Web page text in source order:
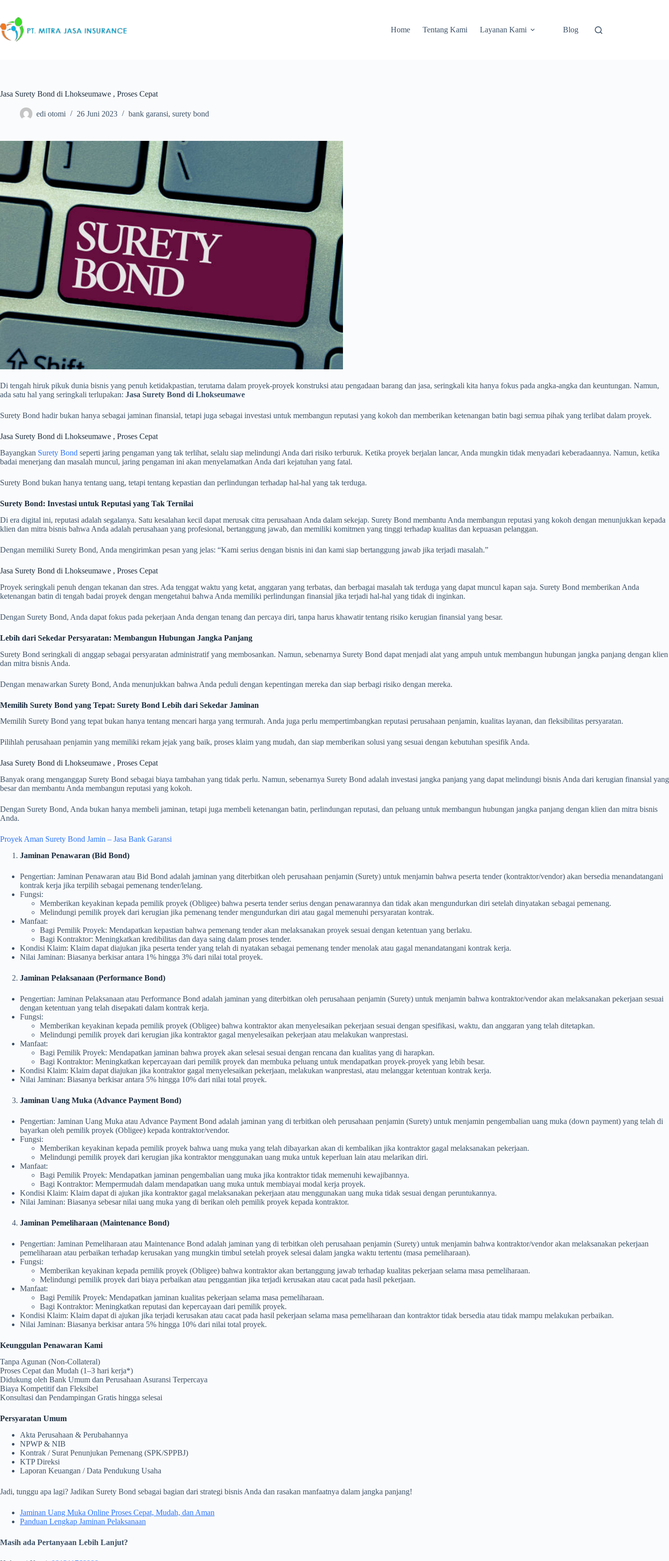
content
Home
Tentang Kami Layanan Kami Blog
Jasa Surety Bond di Lhokseumawe , Proses Cepat
edi otomi 26 Juni 2023 bank garansi, surety bond
Di tengah hiruk pikuk dunia bisnis yang penuh ketidakpastian, terutama dalam proyek-proyek konstruksi atau pengadaan barang dan jasa, seringkali kita hanya fokus pada angka-angka dan keuntungan. Namun,
ada satu hal yang seringkali terlupakan: Jasa Surety Bond di Lhokseumawe
Surety Bond hadir bukan hanya sebagai jaminan finansial, tetapi juga sebagai investasi untuk membangun reputasi yang kokoh dan memberikan ketenangan batin bagi semua pihak yang terlibat dalam proyek.
Jasa Surety Bond di Lhokseumawe , Proses Cepat
Bayangkan Surety Bond seperti jaring pengaman yang tak terlihat, selalu siap melindungi Anda dari risiko terburuk. Ketika proyek berjalan lancar, Anda mungkin tidak menyadari keberadaannya. Namun, ketika
badai menerjang dan masalah muncul, jaring pengaman ini akan menyelamatkan Anda dari kejatuhan yang fatal.
Surety Bond bukan hanya tentang uang, tetapi tentang kepastian dan perlindungan terhadap hal-hal yang tak terduga.
Surety Bond: Investasi untuk Reputasi yang Tak Ternilai
Di era digital ini, reputasi adalah segalanya. Satu kesalahan kecil dapat merusak citra perusahaan Anda dalam sekejap. Surety Bond membantu Anda membangun reputasi yang kokoh dengan menunjukkan kepada
klien dan mitra bisnis bahwa Anda adalah perusahaan yang profesional, bertanggung jawab, dan memiliki komitmen yang tinggi terhadap kualitas dan kepuasan pelanggan.
Dengan memiliki Surety Bond, Anda mengirimkan pesan yang jelas: “Kami serius dengan bisnis ini dan kami siap bertanggung jawab jika terjadi masalah.”
Jasa Surety Bond di Lhokseumawe , Proses Cepat
Proyek seringkali penuh dengan tekanan dan stres. Ada tenggat waktu yang ketat, anggaran yang terbatas, dan berbagai masalah tak terduga yang dapat muncul kapan saja. Surety Bond memberikan Anda
ketenangan batin di tengah badai proyek dengan mengetahui bahwa Anda memiliki perlindungan finansial jika terjadi hal-hal yang tidak di inginkan.
Dengan Surety Bond, Anda dapat fokus pada pekerjaan Anda dengan tenang dan percaya diri, tanpa harus khawatir tentang risiko kerugian finansial yang besar.
Lebih dari Sekedar Persyaratan: Membangun Hubungan Jangka Panjang
Surety Bond seringkali di anggap sebagai persyaratan administratif yang membosankan. Namun, sebenarnya Surety Bond dapat menjadi alat yang ampuh untuk membangun hubungan jangka panjang dengan klien
dan mitra bisnis Anda.
Dengan menawarkan Surety Bond, Anda menunjukkan bahwa Anda peduli dengan kepentingan mereka dan siap berbagi risiko dengan mereka.
Memilih Surety Bond yang Tepat: Surety Bond Lebih dari Sekedar Jaminan
Memilih Surety Bond yang tepat bukan hanya tentang mencari harga yang termurah. Anda juga perlu mempertimbangkan reputasi perusahaan penjamin, kualitas layanan, dan fleksibilitas persyaratan.
Pilihlah perusahaan penjamin yang memiliki rekam jejak yang baik, proses klaim yang mudah, dan siap memberikan solusi yang sesuai dengan kebutuhan spesifik Anda.
Jasa Surety Bond di Lhokseumawe , Proses Cepat
Banyak orang menganggap Surety Bond sebagai biaya tambahan yang tidak perlu. Namun, sebenarnya Surety Bond adalah investasi jangka panjang yang dapat melindungi bisnis Anda dari kerugian finansial yang
besar dan membantu Anda membangun reputasi yang kokoh.
Dengan Surety Bond, Anda bukan hanya membeli jaminan, tetapi juga membeli ketenangan batin, perlindungan reputasi, dan peluang untuk membangun hubungan jangka panjang dengan klien dan mitra bisnis
Anda.
Proyek Aman Surety Bond Jamin – Jasa Bank Garansi
Jaminan Penawaran (Bid Bond)
Pengertian: Jaminan Penawaran atau Bid Bond adalah jaminan yang diterbitkan oleh perusahaan penjamin (Surety) untuk menjamin bahwa peserta tender (kontraktor/vendor) akan bersedia menandatangani
kontrak kerja jika terpilih sebagai pemenang tender/lelang.
Fungsi:
Memberikan keyakinan kepada pemilik proyek (Obligee) bahwa peserta tender serius dengan penawarannya dan tidak akan mengundurkan diri setelah dinyatakan sebagai pemenang.
Melindungi pemilik proyek dari kerugian jika pemenang tender mengundurkan diri atau gagal memenuhi persyaratan kontrak.
Manfaat:
Bagi Pemilik Proyek: Mendapatkan kepastian bahwa pemenang tender akan melaksanakan proyek sesuai dengan ketentuan yang berlaku.
Bagi Kontraktor: Meningkatkan kredibilitas dan daya saing dalam proses tender.
Kondisi Klaim: Klaim dapat diajukan jika peserta tender yang telah di nyatakan sebagai pemenang tender menolak atau gagal menandatangani kontrak kerja.
Nilai Jaminan: Biasanya berkisar antara 1% hingga 3% dari nilai total proyek.
Jaminan Pelaksanaan (Performance Bond)
Pengertian: Jaminan Pelaksanaan atau Performance Bond adalah jaminan yang diterbitkan oleh perusahaan penjamin (Surety) untuk menjamin bahwa kontraktor/vendor akan melaksanakan pekerjaan sesuai
dengan ketentuan yang telah disepakati dalam kontrak kerja.
Fungsi:
Memberikan keyakinan kepada pemilik proyek (Obligee) bahwa kontraktor akan menyelesaikan pekerjaan sesuai dengan spesifikasi, waktu, dan anggaran yang telah ditetapkan.
Melindungi pemilik proyek dari kerugian jika kontraktor gagal menyelesaikan pekerjaan atau melakukan wanprestasi.
Manfaat:
Bagi Pemilik Proyek: Mendapatkan jaminan bahwa proyek akan selesai sesuai dengan rencana dan kualitas yang di harapkan.
Bagi Kontraktor: Meningkatkan kepercayaan dari pemilik proyek dan membuka peluang untuk mendapatkan proyek-proyek yang lebih besar.
Kondisi Klaim: Klaim dapat diajukan jika kontraktor gagal menyelesaikan pekerjaan, melakukan wanprestasi, atau melanggar ketentuan kontrak kerja.
Nilai Jaminan: Biasanya berkisar antara 5% hingga 10% dari nilai total proyek.
Jaminan Uang Muka (Advance Payment Bond)
Pengertian: Jaminan Uang Muka atau Advance Payment Bond adalah jaminan yang di terbitkan oleh perusahaan penjamin (Surety) untuk menjamin pengembalian uang muka (down payment) yang telah di
bayarkan oleh pemilik proyek (Obligee) kepada kontraktor/vendor.
Fungsi:
Memberikan keyakinan kepada pemilik proyek bahwa uang muka yang telah dibayarkan akan di kembalikan jika kontraktor gagal melaksanakan pekerjaan.
Melindungi pemilik proyek dari kerugian jika kontraktor menggunakan uang muka untuk keperluan lain atau melarikan diri.
Manfaat:
Bagi Pemilik Proyek: Mendapatkan jaminan pengembalian uang muka jika kontraktor tidak memenuhi kewajibannya.
Bagi Kontraktor: Mempermudah dalam mendapatkan uang muka untuk membiayai modal kerja proyek.
Kondisi Klaim: Klaim dapat di ajukan jika kontraktor gagal melaksanakan pekerjaan atau menggunakan uang muka tidak sesuai dengan peruntukannya.
Nilai Jaminan: Biasanya sebesar nilai uang muka yang di berikan oleh pemilik proyek kepada kontraktor.
Jaminan Pemeliharaan (Maintenance Bond)
Pengertian: Jaminan Pemeliharaan atau Maintenance Bond adalah jaminan yang di terbitkan oleh perusahaan penjamin (Surety) untuk menjamin bahwa kontraktor/vendor akan melaksanakan pekerjaan
pemeliharaan atau perbaikan terhadap kerusakan yang mungkin timbul setelah proyek selesai dalam jangka waktu tertentu (masa pemeliharaan).
Fungsi:
Memberikan keyakinan kepada pemilik proyek (Obligee) bahwa kontraktor akan bertanggung jawab terhadap kualitas pekerjaan selama masa pemeliharaan.
Melindungi pemilik proyek dari biaya perbaikan atau penggantian jika terjadi kerusakan atau cacat pada hasil pekerjaan.
Manfaat:
Bagi Pemilik Proyek: Mendapatkan jaminan kualitas pekerjaan selama masa pemeliharaan.
Bagi Kontraktor: Meningkatkan reputasi dan kepercayaan dari pemilik proyek.
Kondisi Klaim: Klaim dapat di ajukan jika terjadi kerusakan atau cacat pada hasil pekerjaan selama masa pemeliharaan dan kontraktor tidak bersedia atau tidak mampu melakukan perbaikan.
Nilai Jaminan: Biasanya berkisar antara 5% hingga 10% dari nilai total proyek.
Keunggulan Penawaran Kami
Tanpa Agunan (Non-Collateral)
Proses Cepat dan Mudah (1–3 hari kerja*)
Didukung oleh Bank Umum dan Perusahaan Asuransi Terpercaya
Biaya Kompetitif dan Fleksibel
Konsultasi dan Pendampingan Gratis hingga selesai
Persyaratan Umum
Akta Perusahaan & Perubahannya
NPWP & NIB
Kontrak / Surat Penunjukan Pemenang (SPK/SPPBJ)
KTP Direksi
Laporan Keuangan / Data Pendukung Usaha
Jadi, tunggu apa lagi? Jadikan Surety Bond sebagai bagian dari strategi bisnis Anda dan rasakan manfaatnya dalam jangka panjang!
Jaminan Uang Muka Online Proses Cepat, Mudah, dan Aman
Panduan Lengkap Jaminan Pelaksanaan
Masih ada Pertanyaan Lebih Lanjut?